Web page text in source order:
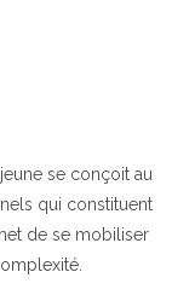
se conçoit au
qui constituent
de se mobiliser